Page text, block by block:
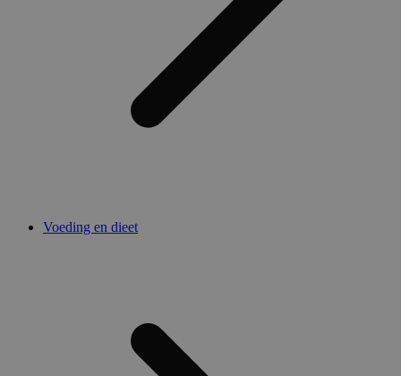
Voeding en dieet